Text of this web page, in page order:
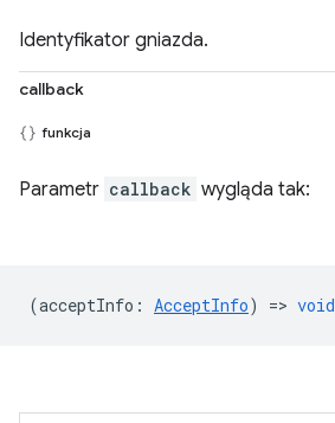
Identyfikator gniazda.
callback
funkcja
Parametr callback wygląda tak:
(acceptInfo : AcceptInfo) => void